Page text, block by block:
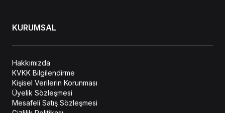
KURUMSAL
Hakkımızda
KVKK Bilgilendirme
Kişisel Verilerin Korunması
Üyelik Sözleşmesi
Mesafeli Satış Sözleşmesi